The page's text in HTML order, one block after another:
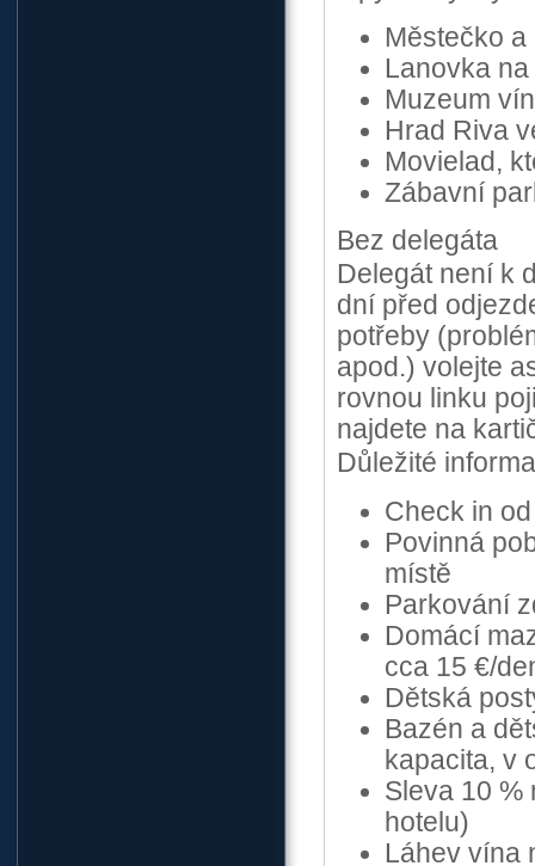
Městečko a
Lanovka
Muzeum
Hrad Riva
Movielad,
Zábavní
Bez delegáta
Delegát není k
dní před
potřeby
apod.) volejte
rovnou linku
najdete na
Důležité
Check in
Povinná
místě
Parkování
Domácí
cca 15 €/
Dětská
Bazén a
kapacita, v
Sleva 10 %
hotelu)
Láhev vína